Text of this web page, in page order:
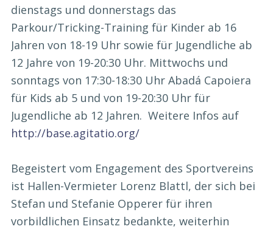
dienstags und donnerstags das
Parkour/Tricking-Training für Kinder ab 16
Jahren von 18-19 Uhr sowie für Jugendliche ab
12 Jahre von 19-20:30 Uhr. Mittwochs und
sonntags von 17:30-18:30 Uhr Abadá Capoiera
für Kids ab 5 und von 19-20:30 Uhr für
Jugendliche ab 12 Jahren. Weitere Infos auf
http://base.agitatio.org/
Begeistert vom Engagement des Sportvereins
ist Hallen-Vermieter Lorenz Blattl, der sich bei
Stefan und Stefanie Opperer für ihren
vorbildlichen Einsatz bedankte, weiterhin